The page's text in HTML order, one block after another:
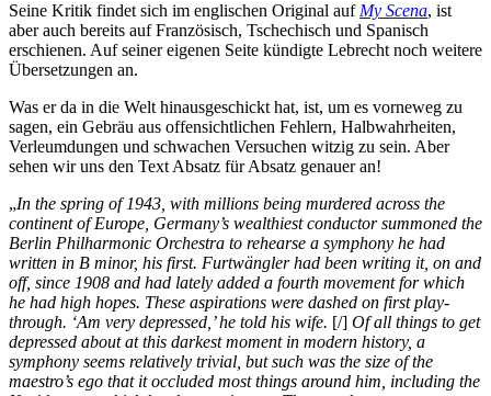
Seine Kritik findet sich im englischen Original auf My Scena, ist
aber auch bereits auf Französisch, Tschechisch und Spanisch
erschienen. Auf seiner eigenen Seite kündigte Lebrecht noch weitere
Übersetzungen an.
Was er da in die Welt hinausgeschickt hat, ist, um es vorneweg zu
sagen, ein Gebräu aus offensichtlichen Fehlern, Halbwahrheiten,
Verleumdungen und schwachen Versuchen witzig zu sein. Aber
sehen wir uns den Text Absatz für Absatz genauer an!
„In the spring of 1943, with millions being murdered across the
continent of Europe, Germany’s wealthiest conductor summoned the
Berlin Philharmonic Orchestra to rehearse a symphony he had
written in B minor, his first. Furtwängler had been writing it, on and
off, since 1908 and had lately added a fourth movement for which
he had high hopes. These aspirations were dashed on first play-
through. ‘Am very depressed,’ he told his wife. [/] Of all things to get
depressed about at this darkest moment in modern history, a
symphony seems relatively trivial, but such was the size of the
maestro’s ego that it occluded most things around him, including the